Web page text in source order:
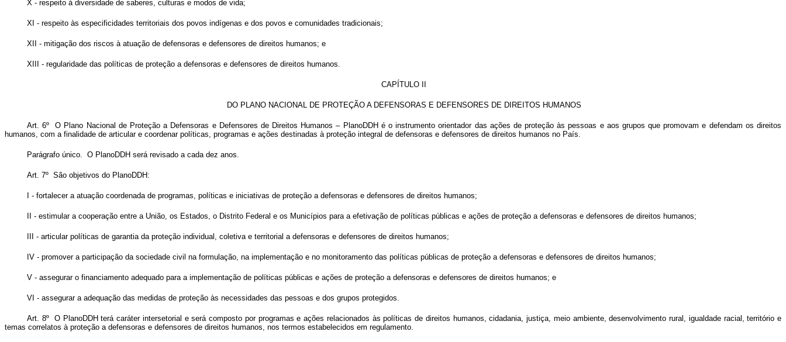
X - respeito à diversidade de saberes, culturas e modos de vida;
XI - respeito às especificidades territoriais dos povos indígenas e dos povos e comunidades tradicionais;
XII - mitigação dos riscos à atuação de defensoras e defensores de direitos humanos; e
XIII - regularidade das políticas de proteção a defensoras e defensores de direitos humanos.
CAPÍTULO II
DO PLANO NACIONAL DE PROTEÇÃO A DEFENSORAS E DEFENSORES DE DIREITOS HUMANOS
Art. 6º O Plano Nacional de Proteção a Defensoras e Defensores de Direitos Humanos – PlanoDDH é o instrumento orientador das ações de proteção às pessoas e aos grupos que promovam e defendam os direitos
humanos, com a finalidade de articular e coordenar políticas, programas e ações destinadas à proteção integral de defensoras e defensores de direitos humanos no País.
Parágrafo único. O PlanoDDH será revisado a cada dez anos.
Art. 7º São objetivos do PlanoDDH:
I - fortalecer a atuação coordenada de programas, políticas e iniciativas de proteção a defensoras e defensores de direitos humanos;
II - estimular a cooperação entre a União, os Estados, o Distrito Federal e os Municípios para a efetivação de políticas públicas e ações de proteção a defensoras e defensores de direitos humanos;
III - articular políticas de garantia da proteção individual, coletiva e territorial a defensoras e defensores de direitos humanos;
IV - promover a participação da sociedade civil na formulação, na implementação e no monitoramento das políticas públicas de proteção a defensoras e defensores de direitos humanos;
V - assegurar o financiamento adequado para a implementação de políticas públicas e ações de proteção a defensoras e defensores de direitos humanos; e
VI - assegurar a adequação das medidas de proteção às necessidades das pessoas e dos grupos protegidos.
Art. 8º O PlanoDDH terá caráter intersetorial e será composto por programas e ações relacionados às políticas de direitos humanos, cidadania, justiça, meio ambiente, desenvolvimento rural, igualdade racial, território e
temas correlatos à proteção a defensoras e defensores de direitos humanos, nos termos estabelecidos em regulamento.